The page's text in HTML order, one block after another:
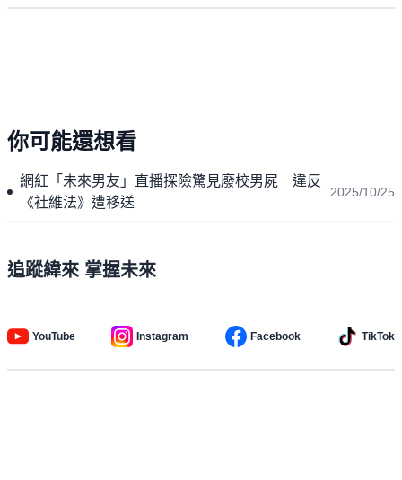
你可能還想看
網紅「未來男友」直播探險驚見廢校男屍 違反
《社維法》遭移送
2025/10/25
追蹤緯來 掌握未來
YouTube Instagram Facebook TikTok